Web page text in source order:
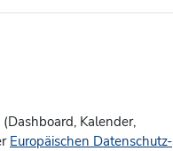
Kalender,
Europäischen Datenschutz-